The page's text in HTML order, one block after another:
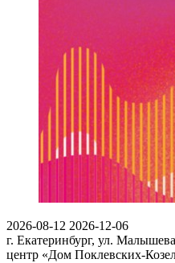
2026-08-12 2026-12-06
г. Екатеринбург, ул.
центр «Дом Поклевских-